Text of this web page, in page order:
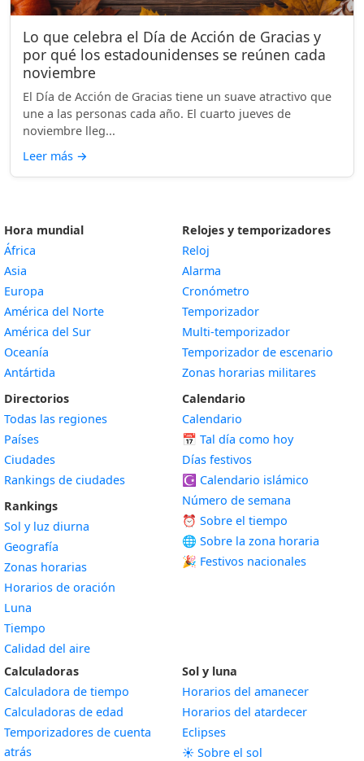
Lo que celebra el Día de Acción de Gracias y
por qué los estadounidenses se reúnen cada
noviembre
El Día de Acción de Gracias tiene un suave atractivo que
une a las personas cada año. El cuarto jueves de
noviembre lleg...
Leer más →
Hora mundial
África
Asia
Europa
América del Norte
América del Sur
Oceanía
Antártida
Directorios
Todas las regiones
Países
Ciudades
Rankings de ciudades
Rankings
Sol y luz diurna
Geografía
Zonas horarias
Horarios de oración
Luna
Tiempo
Calidad del aire
Relojes y temporizadores
Reloj
Alarma
Cronómetro
Temporizador
Multi-temporizador
Temporizador de escenario
Zonas horarias militares
Calendario
Calendario
📅 Tal día como hoy
Días festivos
☪️ Calendario islámico
Número de semana
⏰ Sobre el tiempo
🌐 Sobre la zona horaria
🎉 Festivos nacionales
Calculadoras
Calculadora de tiempo
Calculadoras de edad
Temporizadores de cuenta
atrás
Sol y luna
Horarios del amanecer
Horarios del atardecer
Eclipses
☀️ Sobre el sol